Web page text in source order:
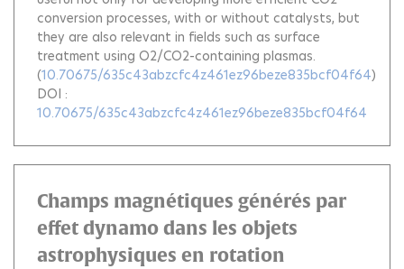
conversion processes, with or without catalysts, but
they are also relevant in fields such as surface
treatment using O2/CO2-containing plasmas.
(10.70675/635c43abzcfc4z461ez96beze835bcf04f64)
DOI :
10.70675/635c43abzcfc4z461ez96beze835bcf04f64
Champs magnétiques générés par
effet dynamo dans les objets
astrophysiques en rotation